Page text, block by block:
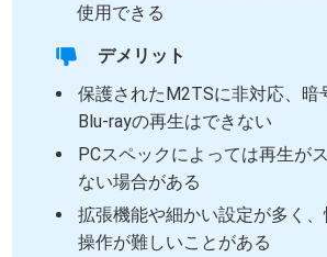
使用できる
デメリット
保護されたM2TSに非対応、暗
Blu-rayの再生はできない
PCスペックによっては再生が
ない場合がある
拡張機能や細かい設定が多く
操作が難しいことがある